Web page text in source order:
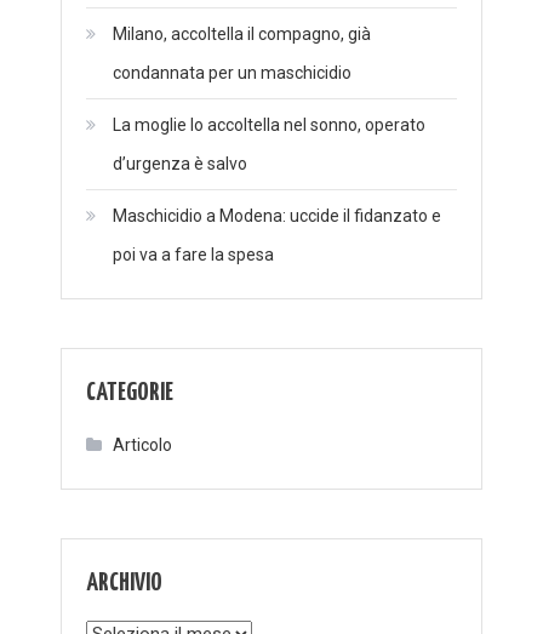
Milano, accoltella il compagno, già
condannata per un maschicidio
La moglie lo accoltella nel sonno, operato
d’urgenza è salvo
Maschicidio a Modena: uccide il fidanzato e
poi va a fare la spesa
CATEGORIE
Articolo
ARCHIVIO